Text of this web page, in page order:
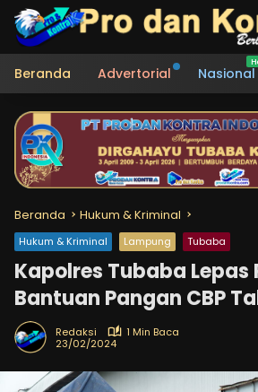
Langsung
konten
Beranda
Advertorial Nasional
Beranda Hukum & Kriminal
Hukum & Kriminal Lampung Tubaba
Kapolres Tubaba Lepas
Bantuan Pangan CBP
Redaksi
1 Min Baca
23/02/2024